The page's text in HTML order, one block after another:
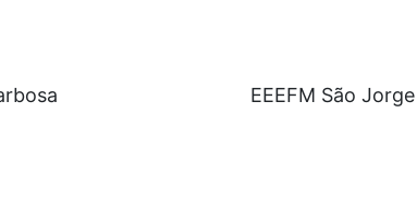
EEEFM São Jorge